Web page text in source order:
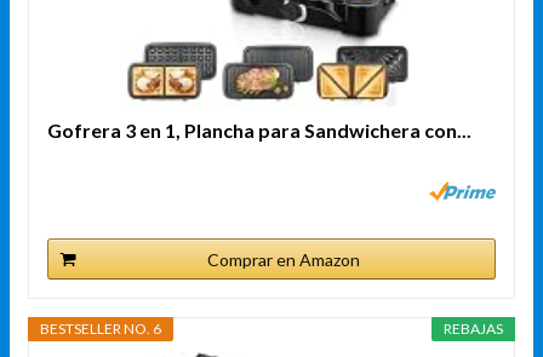
Gofrera 3 en 1, Plancha para Sandwichera con...
Comprar en Amazon
REBAJAS
BESTSELLER NO. 6